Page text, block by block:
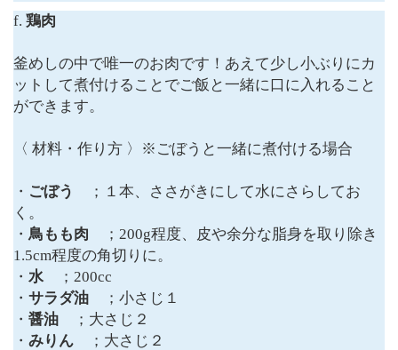
f. 鶏肉
釜めしの中で唯一のお肉です！あえて少し小ぶりにカ
ットして煮付けることでご飯と一緒に口に入れること
ができます。
〈 材料・作り方 〉※ごぼうと一緒に煮付ける場合
・ ごぼう
；１本、ささがきにして水にさらしてお
く。
・ 鳥もも肉 ；200g程度、皮や余分な脂身を取り除き
1.5cm程度の角切りに。
・ 水 ；200cc
・ サラダ油 ；小さじ１
・ 醤油 ；大さじ２
・ みりん ；大さじ２